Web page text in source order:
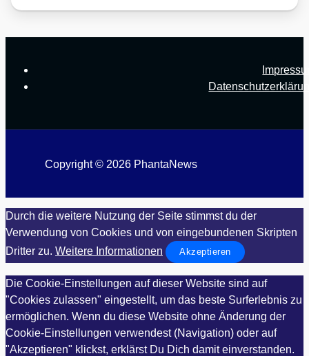
Copyright © 2026 PhantaNews
Durch die weitere Nutzung der Seite stimmst du der
Verwendung von Cookies und von eingebundenen Skripten
Dritter zu. Weitere Informationen Akzeptieren
Die Cookie-Einstellungen auf dieser Website sind auf
"Cookies zulassen" eingestellt, um das beste Surferlebnis zu
ermöglichen. Wenn du diese Website ohne Änderung der
Cookie-Einstellungen verwendest (Navigation) oder auf
"Akzeptieren" klickst, erklärst Du Dich damit einverstanden.